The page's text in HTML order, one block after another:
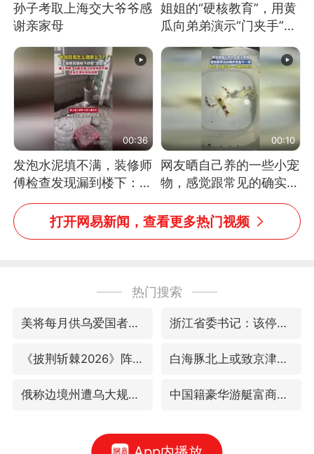
孙子考取上海交大爷爷感
谢亲家母
姐姐的“硬核教育”，用黄
瓜向弟弟演示“门夹手”，
网友：果然言传不如身
教！
00:36
发泡水泥填不满，装修师
傅检查发现漏到楼下：出
风口未延伸到外墙
00:10
网友晒自己养的一些小宠
物，感觉跟常见的确实有
些不一样
打开网易新闻，查看更多热门视频
热门搜索
美将每月供乌爱国者拦截导弹 浙江省委书记：该停下的坚决停下来
《披荆斩棘2026》阵容官宣 白海豚北上或致京津冀暴雨
俄称边境州遭乌大规模袭击已致13伤 中国籍豪华游艇富商之子在泰国被杀